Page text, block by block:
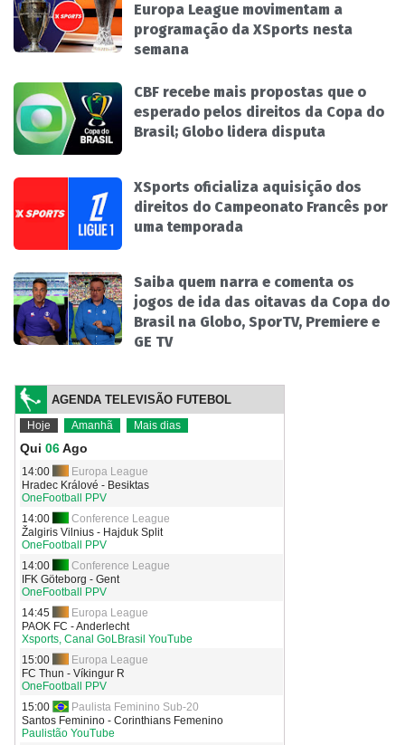
Europa League movimentam a
programação da XSports nesta
semana
CBF recebe mais propostas que o
esperado pelos direitos da Copa do
Brasil; Globo lidera disputa
XSports oficializa aquisição dos
direitos do Campeonato Francês por
uma temporada
Saiba quem narra e comenta os
jogos de ida das oitavas da Copa do
Brasil na Globo, SporTV, Premiere e
GE TV